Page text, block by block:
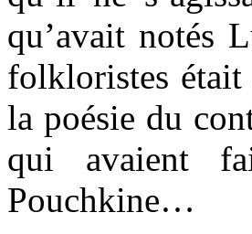
qu’avait notés
folkloristes était
la poésie du
qui avaient
Pouchkine…